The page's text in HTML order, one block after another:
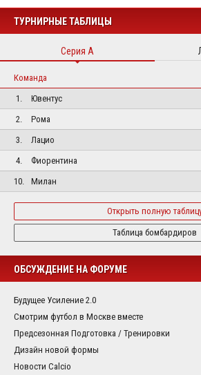
ТУРНИРНЫЕ ТАБЛИЦЫ
Серия А
Команда
1.
Ювентус
2.
Рома
3.
Лацио
4.
Фиорентина
10.
Милан
Открыть полную
Таблица бомбардиров
ОБСУЖДЕНИЕ НА ФОРУМЕ
Будущее Усиление 2.0
Смотрим футбол в Москве вместе
Предсезонная Подготовка / Тренировки
Дизайн новой формы
Новости Calcio